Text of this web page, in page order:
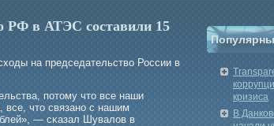
РФ в АТЭС составили 15
на председательство России в
потому что все наши
все, что связано с нашим
— сκазал Шувалов в
кризиса
В